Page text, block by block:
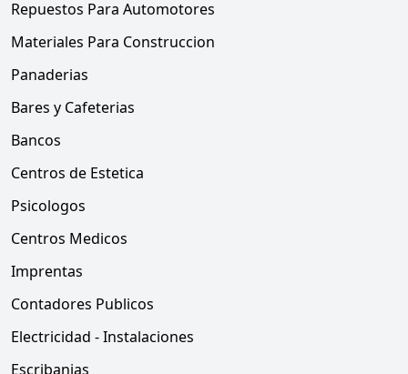
Repuestos Para Automotores
Materiales Para Construccion
Panaderias
Bares y Cafeterias
Bancos
Centros de Estetica
Psicologos
Centros Medicos
Imprentas
Contadores Publicos
Electricidad - Instalaciones
Escribanias